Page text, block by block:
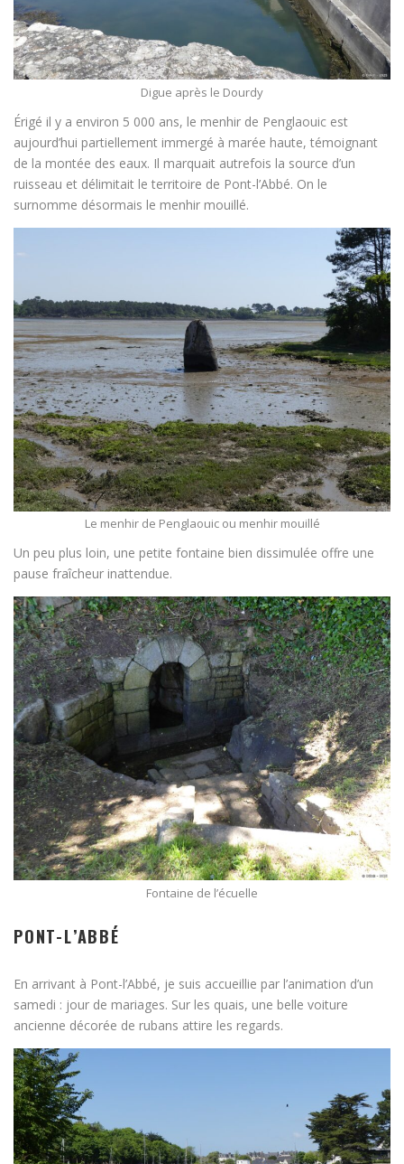
Digue après le Dourdy
Érigé il y a environ 5 000 ans, le menhir de Penglaouic est
aujourd’hui partiellement immergé à marée haute, témoignant
de la montée des eaux. Il marquait autrefois la source d’un
ruisseau et délimitait le territoire de Pont-l’Abbé. On le
surnomme désormais le menhir mouillé.
Le menhir de Penglaouic ou menhir mouillé
Un peu plus loin, une petite fontaine bien dissimulée offre une
pause fraîcheur inattendue.
Fontaine de l’écuelle
PONT-L’ABBÉ
En arrivant à Pont-l’Abbé, je suis accueillie par l’animation d’un
samedi : jour de mariages. Sur les quais, une belle voiture
ancienne décorée de rubans attire les regards.